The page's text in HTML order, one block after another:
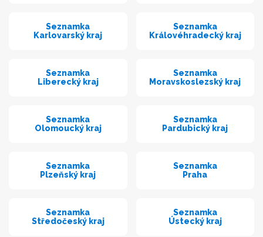
Seznamka
Karlovarský kraj
Seznamka
Královéhradecký kraj
Seznamka
Liberecký kraj
Seznamka
Moravskoslezský kraj
Seznamka
Olomoucký kraj
Seznamka
Pardubický kraj
Seznamka
Plzeňský kraj
Seznamka
Praha
Seznamka
Středočeský kraj
Seznamka
Ústecký kraj